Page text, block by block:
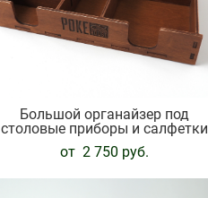
Большой органайзер под
столовые приборы и салфетки
от 2 750 pуб.